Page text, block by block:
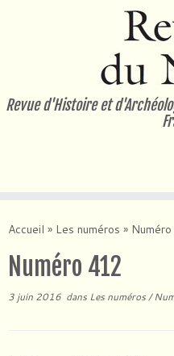
Revue d'Histoire et
Accueil » Les numéros »
Numéro 412
3 juin 2016 dans Les numéros/